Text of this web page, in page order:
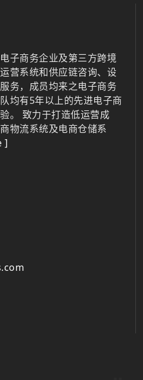
子商务企业及第三方跨境
营系统和供应链咨询、设
务，成员均来之电子商务
均有5年以上的先进电子商
。 致力于打造低运营成
物流系统及电商仓储系
]